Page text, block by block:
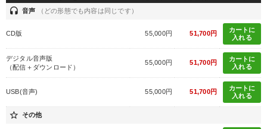
資産戦略 営業・社員研修
2025年春季全国経営者セミナー収録講演ＣＤ・講演ＤＶＤ・デジ
「利上げ時代の最新・銀行対策」＋「不動産市況予測」＋「市場
予測と株式投資」最新刊
headset 音声 （どの形態でも内容は同じです）
CD版 55,000円 51,700円
カートに
入れる
デジタル音声版
（配信＋ダウンロード）
55,000円 51,700円
カートに
入れる
USB(音声) 55,000円 51,700円
カートに
入れる
star_border その他